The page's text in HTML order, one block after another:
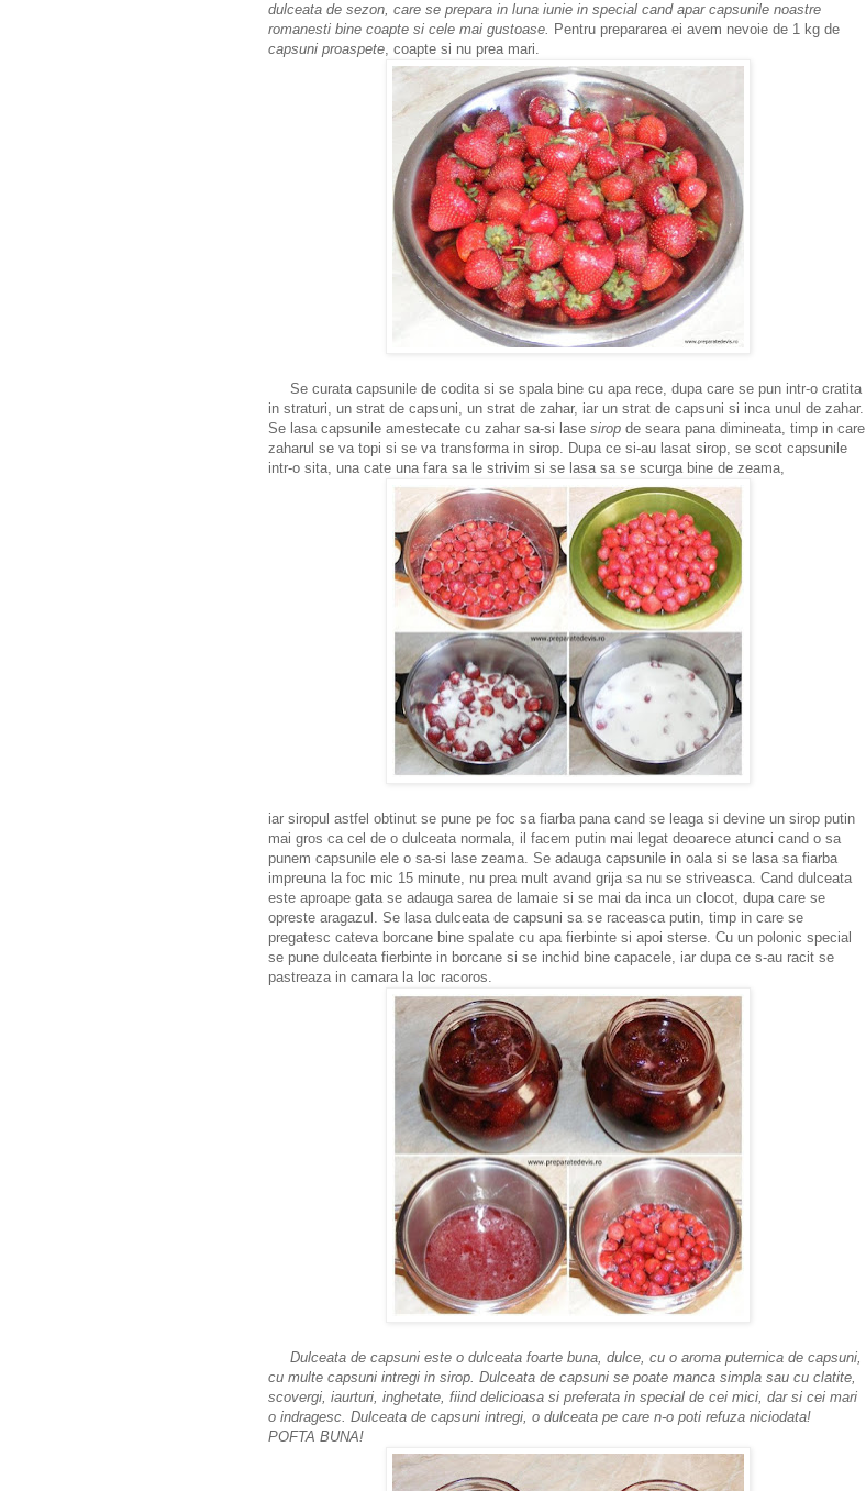
dulceata de sezon, care se prepara in luna iunie in special cand apar capsunile noastre
romanesti bine coapte si cele mai gustoase. Pentru prepararea ei avem nevoie de 1 kg de
capsuni proaspete , coapte si nu prea mari.
Se curata capsunile de codita si se spala bine cu apa rece, dupa care se pun intr-o cratita
in straturi, un strat de capsuni, un strat de zahar, iar un strat de capsuni si inca unul de zahar.
Se lasa capsunile amestecate cu zahar sa-si lase sirop de seara pana dimineata, timp in care
zaharul se va topi si se va transforma in sirop. Dupa ce si-au lasat sirop, se scot capsunile
intr-o sita, una cate una fara sa le strivim si se lasa sa se scurga bine de zeama,
iar siropul astfel obtinut se pune pe foc sa fiarba pana cand se leaga si devine un sirop putin
mai gros ca cel de o dulceata normala, il facem putin mai legat deoarece atunci cand o sa
punem capsunile ele o sa-si lase zeama. Se adauga capsunile in oala si se lasa sa fiarba
impreuna la foc mic 15 minute, nu prea mult avand grija sa nu se striveasca. Cand dulceata
este aproape gata se adauga sarea de lamaie si se mai da inca un clocot, dupa care se
opreste aragazul. Se lasa dulceata de capsuni sa se raceasca putin, timp in care se
pregatesc cateva borcane bine spalate cu apa fierbinte si apoi sterse. Cu un polonic special
se pune dulceata fierbinte in borcane si se inchid bine capacele, iar dupa ce s-au racit se
pastreaza in camara la loc racoros.
Dulceata de capsuni este o dulceata foarte buna, dulce, cu o aroma puternica de capsuni,
cu multe capsuni intregi in sirop. Dulceata de capsuni se poate manca simpla sau cu clatite,
scovergi, iaurturi, inghetate, fiind delicioasa si preferata in special de cei mici, dar si cei mari
o indragesc. Dulceata de capsuni intregi, o dulceata pe care n-o poti refuza niciodata!
POFTA BUNA!